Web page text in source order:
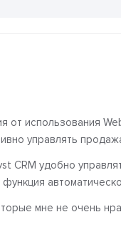
от использования
управлять
CRM удобно
мне не очень